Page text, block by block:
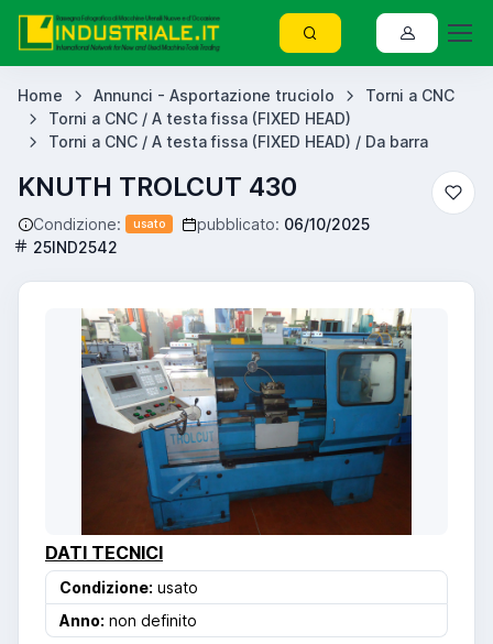
Home Annunci - Asportazione truciolo
Torni a CNC
Torni a CNC / A testa fissa (FIXED HEAD)
Torni a CNC / A testa fissa (FIXED HEAD) / Da barra
KNUTH TROLCUT 430
Condizione: usato pubblicato: 06/10/2025
25IND2542
DATI TECNICI
Condizione: usato
Anno: non definito